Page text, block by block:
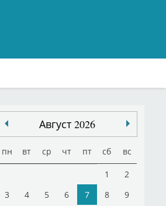
Август 2026
пн вт ср чт пт сб вс
1
2
3
4 5 6 7 8
9